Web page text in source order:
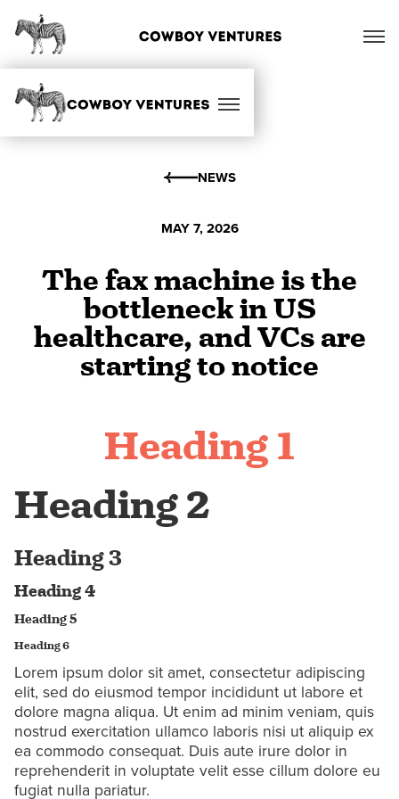
NEWS
MAY 7, 2026
The fax machine is the
bottleneck in US
healthcare, and VCs are
starting to notice
Heading 1
Heading 2
Heading 3
Heading 4
Heading 5
Heading 6
Lorem ipsum dolor sit amet, consectetur adipiscing
elit, sed do eiusmod tempor incididunt ut labore et
dolore magna aliqua. Ut enim ad minim veniam, quis
nostrud exercitation ullamco laboris nisi ut aliquip ex
ea commodo consequat. Duis aute irure dolor in
reprehenderit in voluptate velit esse cillum dolore eu
fugiat nulla pariatur.